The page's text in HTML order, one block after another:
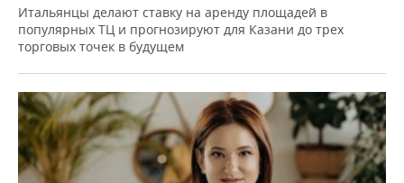
Итальянцы делают ставку на аренду площадей в
популярных ТЦ и прогнозируют для Казани до трех
торговых точек в будущем